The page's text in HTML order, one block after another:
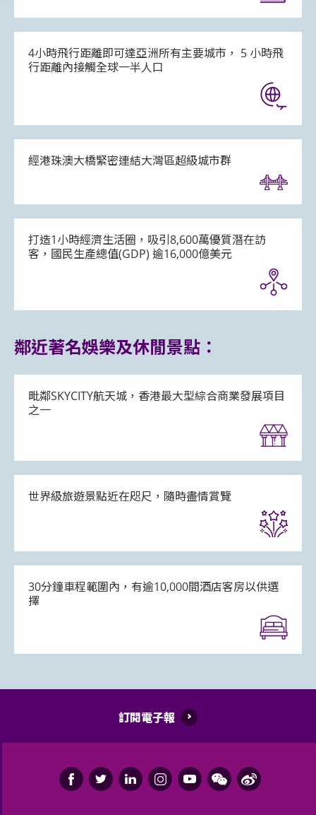
4小時飛行距離即可達亞洲所有主要城市， 5 小時飛
行距離內接觸全球一半人口
經港珠澳大橋緊密連結大灣區超級城市群
打造1小時經濟生活圈，吸引8,600萬優質潛在訪
客，國民生產總值(GDP) 逾16,000億美元
鄰近著名娛樂及休閒景點：
毗鄰SKYCITY航天城，香港最大型綜合商業發展項目
之一
世界級旅遊景點近在咫尺，隨時盡情賞覽
30分鐘車程範圍內，有逾10,000間酒店客房以供選
擇
訂閱電子報